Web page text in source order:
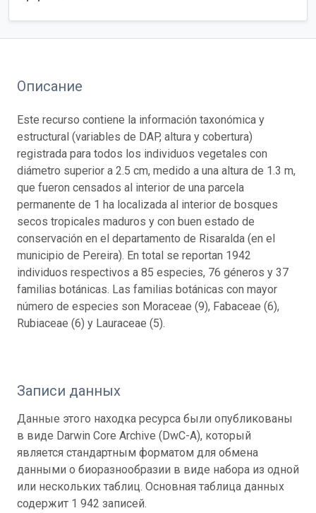
Описание
Este recurso contiene la información taxonómica y
estructural (variables de DAP, altura y cobertura)
registrada para todos los individuos vegetales con
diámetro superior a 2.5 cm, medido a una altura de 1.3 m,
que fueron censados al interior de una parcela
permanente de 1 ha localizada al interior de bosques
secos tropicales maduros y con buen estado de
conservación en el departamento de Risaralda (en el
municipio de Pereira). En total se reportan 1942
individuos respectivos a 85 especies, 76 géneros y 37
familias botánicas. Las familias botánicas con mayor
número de especies son Moraceae (9), Fabaceae (6),
Rubiaceae (6) y Lauraceae (5).
Записи данных
Данные этого находка ресурса были опубликованы
в виде Darwin Core Archive (DwC-A), который
является стандартным форматом для обмена
данными о биоразнообразии в виде набора из одной
или нескольких таблиц. Основная таблица данных
содержит 1 942 записей.